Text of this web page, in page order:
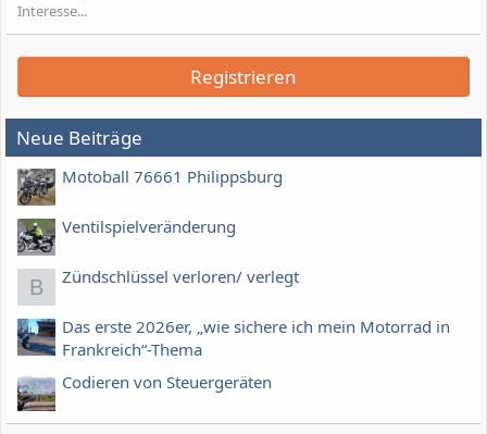
Interesse...
Registrieren
Neue Beiträge
Motoball 76661 Philippsburg
Ventilspielveränderung
B Zündschlüssel verloren/ verlegt
Das erste 2026er, „wie sichere ich mein Motorrad in
Frankreich“-Thema
Codieren von Steuergeräten